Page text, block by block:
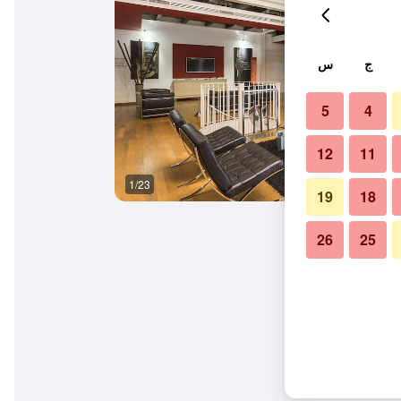
1/23
ج س
4
5
11
12
18
19
25
26